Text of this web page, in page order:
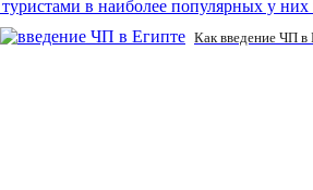
Как введение ЧП в